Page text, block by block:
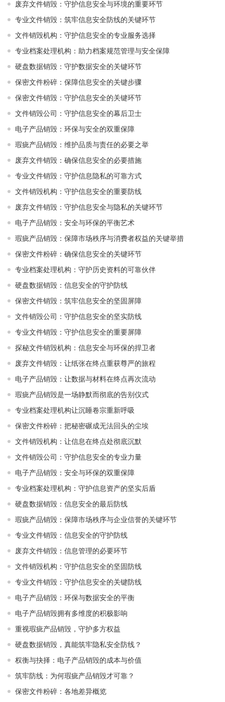
废弃文件销毁：守护信息安全与环境的重要环节
专业文件销毁：筑牢信息安全防线的关键环节
文件销毁机构：守护信息安全的专业服务选择
专业档案处理机构：助力档案规范管理与安全保障
硬盘数据销毁：守护数据安全的关键环节
保密文件粉碎：保障信息安全的关键步骤
保密文件销毁：守护信息安全的关键环节
文件销毁公司：守护信息安全的幕后卫士
电子产品销毁：环保与安全的双重保障
瑕疵产品销毁：维护品质与责任的必要之举
废弃文件销毁：确保信息安全的必要措施
专业文件销毁：守护信息隐私的可靠方式
文件销毁机构：守护信息安全的重要防线
废弃文件销毁：守护信息安全与隐私的关键环节
电子产品销毁：安全与环保的平衡艺术
瑕疵产品销毁：保障市场秩序与消费者权益的关键举措
保密文件粉碎：确保信息安全的关键环节
专业档案处理机构：守护历史资料的可靠伙伴
硬盘数据销毁：信息安全的守护防线
保密文件销毁：筑牢信息安全的坚固屏障
文件销毁公司：守护信息安全的坚实防线
专业文件销毁：守护信息安全的重要屏障
探秘文件销毁机构：信息安全与环保的捍卫者
废弃文件销毁：让纸张在终点重获尊严的旅程
电子产品销毁：让数据与材料在终点再次流动
瑕疵产品销毁是一场静默而彻底的告别仪式
专业档案处理机构让沉睡卷宗重新呼吸
保密文件粉碎：把秘密碾成无法回头的尘埃
文件销毁机构：让信息在终点处彻底沉默
文件销毁公司：守护信息安全的专业力量
电子产品销毁：安全与环保的双重保障
专业档案处理机构：守护信息资产的坚实后盾
硬盘数据销毁：信息安全的最后防线
瑕疵产品销毁：保障市场秩序与企业信誉的关键环节
专业文件销毁：信息安全的守护防线
废弃文件销毁：信息管理的必要环节
文件销毁机构：守护信息安全的坚固防线
专业文件销毁：守护信息安全的关键防线
电子产品销毁：环保与数据安全的平衡
电子产品销毁拥有多维度的积极影响
重视瑕疵产品销毁，守护多方权益
硬盘数据销毁，真能筑牢隐私安全防线？
权衡与抉择：电子产品销毁的成本与价值
筑牢防线：为何瑕疵产品销毁才可靠？
保密文件粉碎：各地差异概览